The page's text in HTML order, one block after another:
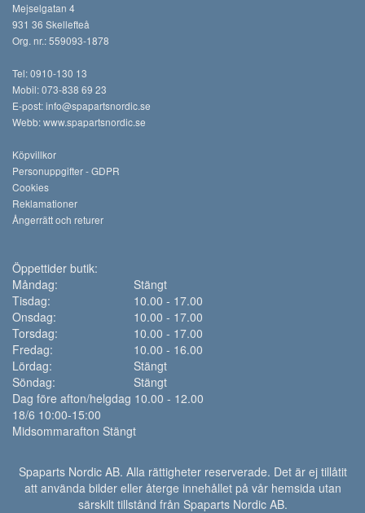
Mejselgatan 4
931 36 Skellefteå
Org. nr.: 559093-1878
Tel: 0910-130 13
Mobil: 073-838 69 23
E-post:info@spapartsnordic.se
Webb:www.spapartsnordic.se
Köpvillkor
Personuppgifter - GDPR
Cookies
Reklamationer
Ångerrätt och returer
Öppettider butik:
Måndag:
Stängt
Tisdag:
10.00 - 17.00
Onsdag:
10.00 - 17.00
Torsdag:
10.00 - 17.00
Fredag:
10.00 - 16.00
Lördag:
Stängt
Söndag:
Stängt
Dag före afton/helgdag 10.00 - 12.00
18/6 10:00-15:00
Midsommarafton Stängt
Spaparts Nordic AB. Alla rättigheter reserverade. Det är ej tillåtit
att använda bilder eller återge innehållet på vår hemsida utan
särskilt tillstånd från Spaparts Nordic AB.